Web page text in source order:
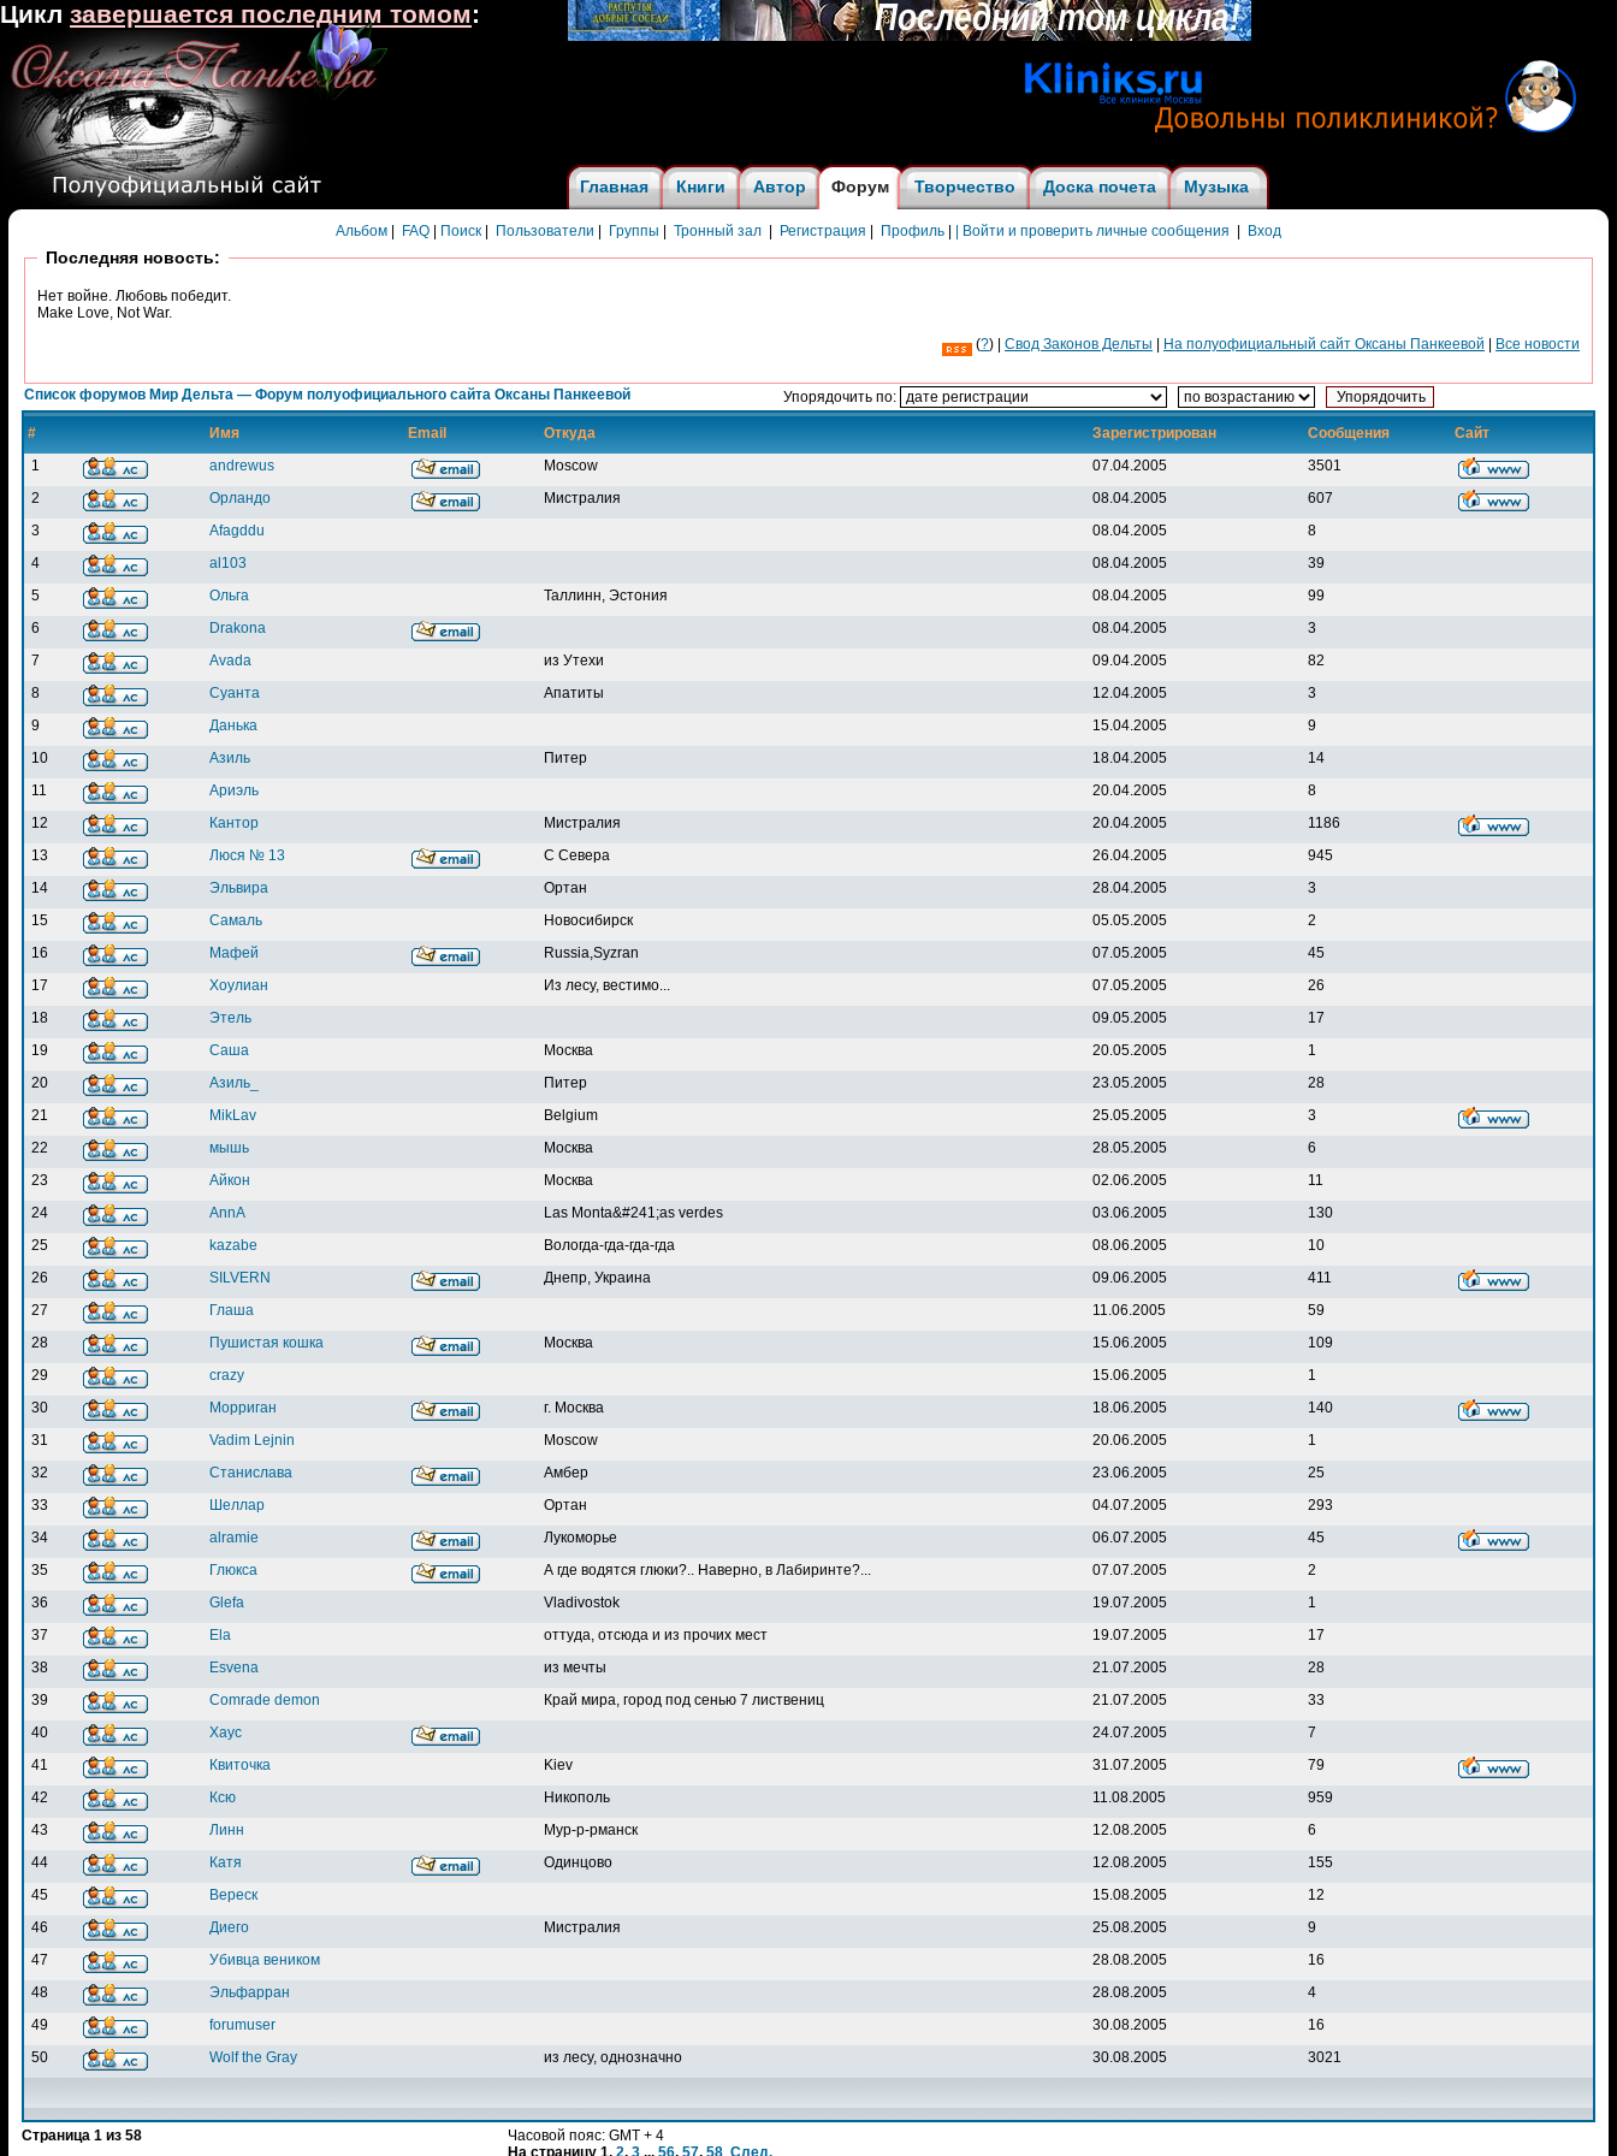
Главная Книги Автор Форум Творчество Доска почета Музыка
Альбом FAQ Поиск Пользователи Группы Тронный зал Регистрация Профиль | Войти и проверить личные сообщения Вход
Последняя новость:
Нет войне. Любовь победит.
Make Love, Not War.
(?) | Cвод Законов Дельты На полуофициальный сайт Оксаны Панкеевой Все новости
Список форумов Мир Дельта — Форум полуофициального сайта Оксаны Панкеевой Упорядочить по:
# Имя Email Откуда Зарегистрирован Сообщения
Сайт
1
andrewus Moscow 07.04.2005
3501
2
Орландо Мистралия 08.04.2005
607
3
Afagddu 08.04.2005
8
4
al103 08.04.2005
39
5
Ольга Таллинн, Эстония 08.04.2005
99
6
Drakona 08.04.2005
3
7
Avada из Утехи 09.04.2005
82
8
Суанта Апатиты 12.04.2005
3
9
Данька 15.04.2005
9
10
Азиль Питер 18.04.2005
14
11
Ариэль 20.04.2005
8
12
Кантор Мистралия 20.04.2005
1186
13
Люся № 13 С Севера 26.04.2005
945
14
Эльвира Ортан 28.04.2005
3
15
Самаль Новосибирск 05.05.2005
2
16
Мафей Russia,Syzran 07.05.2005
45
17
Хоулиан Из лесу, вестимо... 07.05.2005
26
18
Этель 09.05.2005
17
19
Саша Москва 20.05.2005
1
20
Азиль_ Питер 23.05.2005
28
21
MikLav Belgium 25.05.2005
3
22
мышь Москва 28.05.2005
6
23
Айкон Москва 02.06.2005
11
24
AnnA Las Monta&#241;as verdes 03.06.2005
130
25
kazabe Вологда-гда-гда-гда 08.06.2005
10
26
SILVERN Днепр, Украина 09.06.2005
411
27
Глаша 11.06.2005
59
28
Пушистая кошка Москва 15.06.2005
109
29
crazy 15.06.2005
1
30
Морриган г. Москва 18.06.2005
140
31
Vadim Lejnin Moscow 20.06.2005
1
32
Станислава Амбер 23.06.2005
25
33
Шеллар Ортан 04.07.2005
293
34
alramie Лукоморье 06.07.2005
45
35
Глюкса А где водятся глюки?.. Наверно, в Лабиринте?... 07.07.2005
2
36
Glefa Vladivostok 19.07.2005
1
37
Ela оттуда, отсюда и из прочих мест 19.07.2005
17
38
Esvena из мечты 21.07.2005
28
39
Comrade demon Край мира, город под сенью 7 листвениц 21.07.2005
33
40
Хаус 24.07.2005
7
41
Квиточка Kiev 31.07.2005
79
42
Ксю Никополь 11.08.2005
959
43
Линн Мур-р-рманск 12.08.2005
6
44
Катя Одинцово 12.08.2005
155
45
Вереск 15.08.2005
12
46
Диего Мистралия 25.08.2005
9
47
Убивца веником 28.08.2005
16
48
Эльфарран 28.08.2005
4
49
forumuser 30.08.2005
16
50
Wolf the Gray из лесу, однозначно 30.08.2005 3021
Страница 1 из 58
Часовой пояс: GMT + 4
На страницу 1, 2, 3 ... 56, 57, 58 След.
Цикл завершается последним томом: